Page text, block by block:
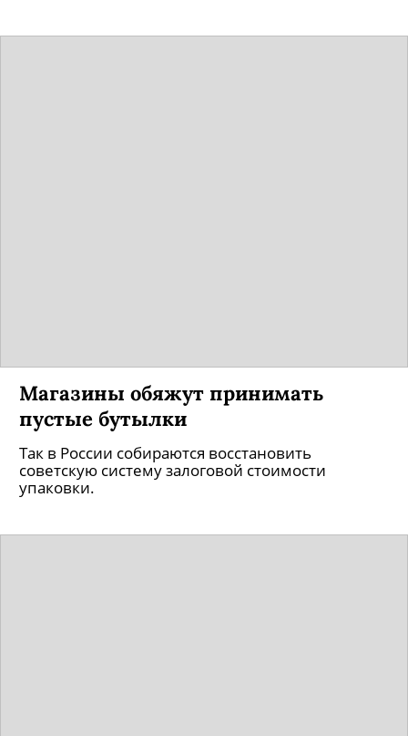
Магазины обяжут принимать
пустые бутылки
Так в России собираются восстановить
советскую систему залоговой стоимости
упаковки.